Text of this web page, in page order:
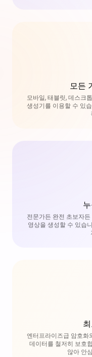
모든
모바일, 태블릿, 데스크
생성기를 이용할 수 있
전문가든 완전 초보자
영상을 생성할 수 있습
엔터프라이즈급 암호화
데이터를 철저히 보호
않아 안